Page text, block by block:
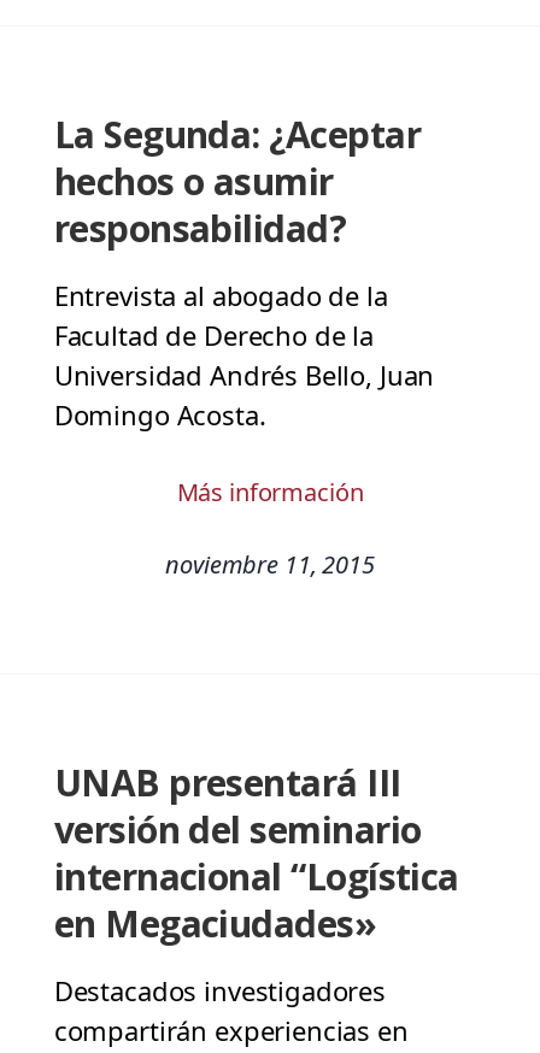
La Segunda: ¿Aceptar
hechos o asumir
responsabilidad?
Entrevista al abogado de la
Facultad de Derecho de la
Universidad Andrés Bello, Juan
Domingo Acosta.
Más información
noviembre 11, 2015
UNAB presentará III
versión del seminario
internacional “Logística
en Megaciudades»
Destacados investigadores
compartirán experiencias en